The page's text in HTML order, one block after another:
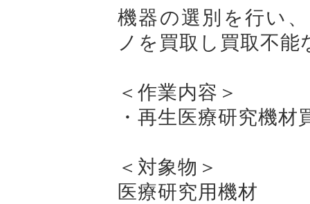
機器の選別を行い
ノを買取し買取不
＜作業内容＞
・再生医療研究機
＜対象物＞
医療研究用機材